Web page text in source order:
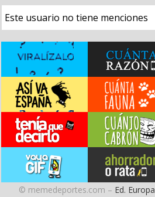
Este usuario no tiene menciones
© memedeportes.com – Ed. Europa